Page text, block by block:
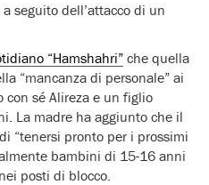
seguito dell’attacco di un
“Hamshahri” che quella
“mancanza di personale” ai
con sé Alireza e un figlio
La madre ha aggiunto che il
“tenersi pronto per i prossimi
bambini di 15-16 anni
posti di blocco.